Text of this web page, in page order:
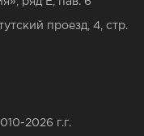
ряд Е, пав. 6
проезд, 4, стр.
2026 г.г.